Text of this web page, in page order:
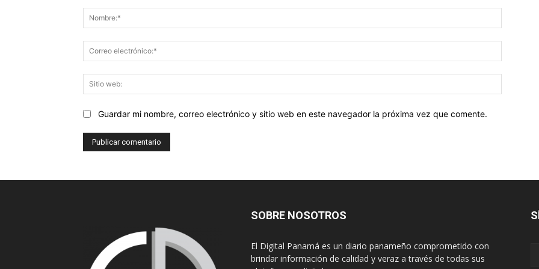
web:
Guardar mi nombre, correo electrónico y sitio web en este navegador la próxima vez que comente.
SOBRE NOSOTROS
El Digital Panamá es un diario panameño comprometido con
brindar información de calidad y veraz a través de todas sus